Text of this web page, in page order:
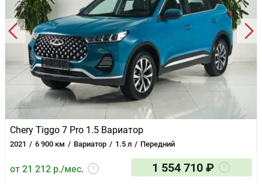
Chery Tiggo 7 Pro 1.5 Вариатор
2021 6 900 км Вариатор 1.5 л Передний
от 21 212 р./мес. 1 554 710 ₽